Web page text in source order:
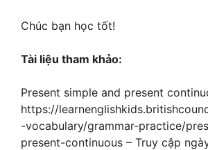
morning.
→Giải thích:Câu này mô tả
swimming in the pool” diễn tả
bơi lội ở trong hồ, và “every
tần suất hoạt động.
Chúc bạn học tốt!
Tài liệu tham khảo:
Present simple and present
https://
-vocabulary/grammar-practice/
present-continuous – Truy cập